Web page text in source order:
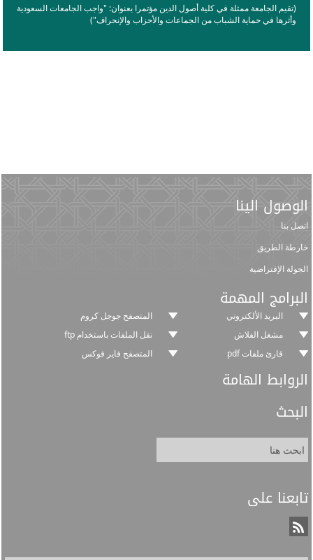
(تقيم الجامعة ممثلة في كلية أصول الدين مؤتمرا بعنوان: "واجب الجامعات السعودية
وأثرها في حماية الشباب من الجماعات والأحزاب والإنحراف")
الوصول الينا
اتصل بنا
خارطة الطريق
الجولة الإفتراضية
البرامج المهمة
البريد الألكتروني
المتصفح جوجل كروم
مشغل الفلاش
نقل الملفات باستخدام ftp
قارئ ملفات pdf
المتصفح فاير فوكس
الروابط الهامة
البحث
تابعنا على